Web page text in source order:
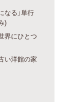
なる」単行
)
界にひとつ
い洋館の家